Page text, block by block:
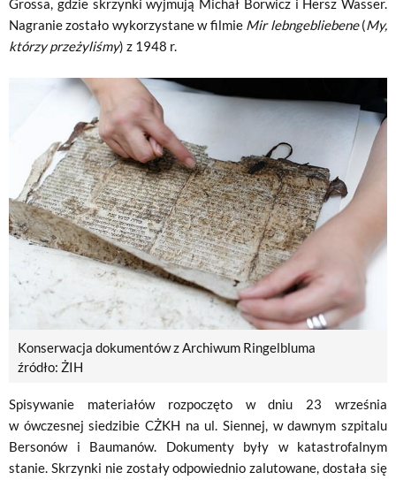
Grossa, gdzie skrzynki wyjmują Michał Borwicz i Hersz Wasser.
Nagranie zostało wykorzystane w filmie Mir lebngebliebene(My,
którzy przeżyliśmy) z 1948 r.
Konserwacja dokumentów z Archiwum Ringelbluma
źródło: ŻIH
Spisywanie materiałów rozpoczęto w dniu 23 września
w ówczesnej siedzibie CŻKH na ul. Siennej, w dawnym szpitalu
Bersonów i Baumanów. Dokumenty były w katastrofalnym
stanie. Skrzynki nie zostały odpowiednio zalutowane, dostała się